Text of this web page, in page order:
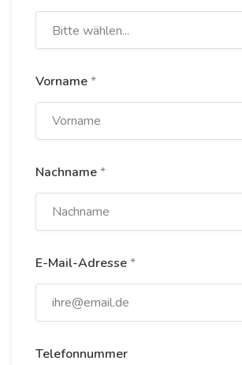
Bitte wählen...
Vorname*
Nachname*
E-Mail-Adresse*
Telefonnummer